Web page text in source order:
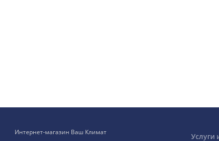
Интернет-магазин Ваш Климат Услуги